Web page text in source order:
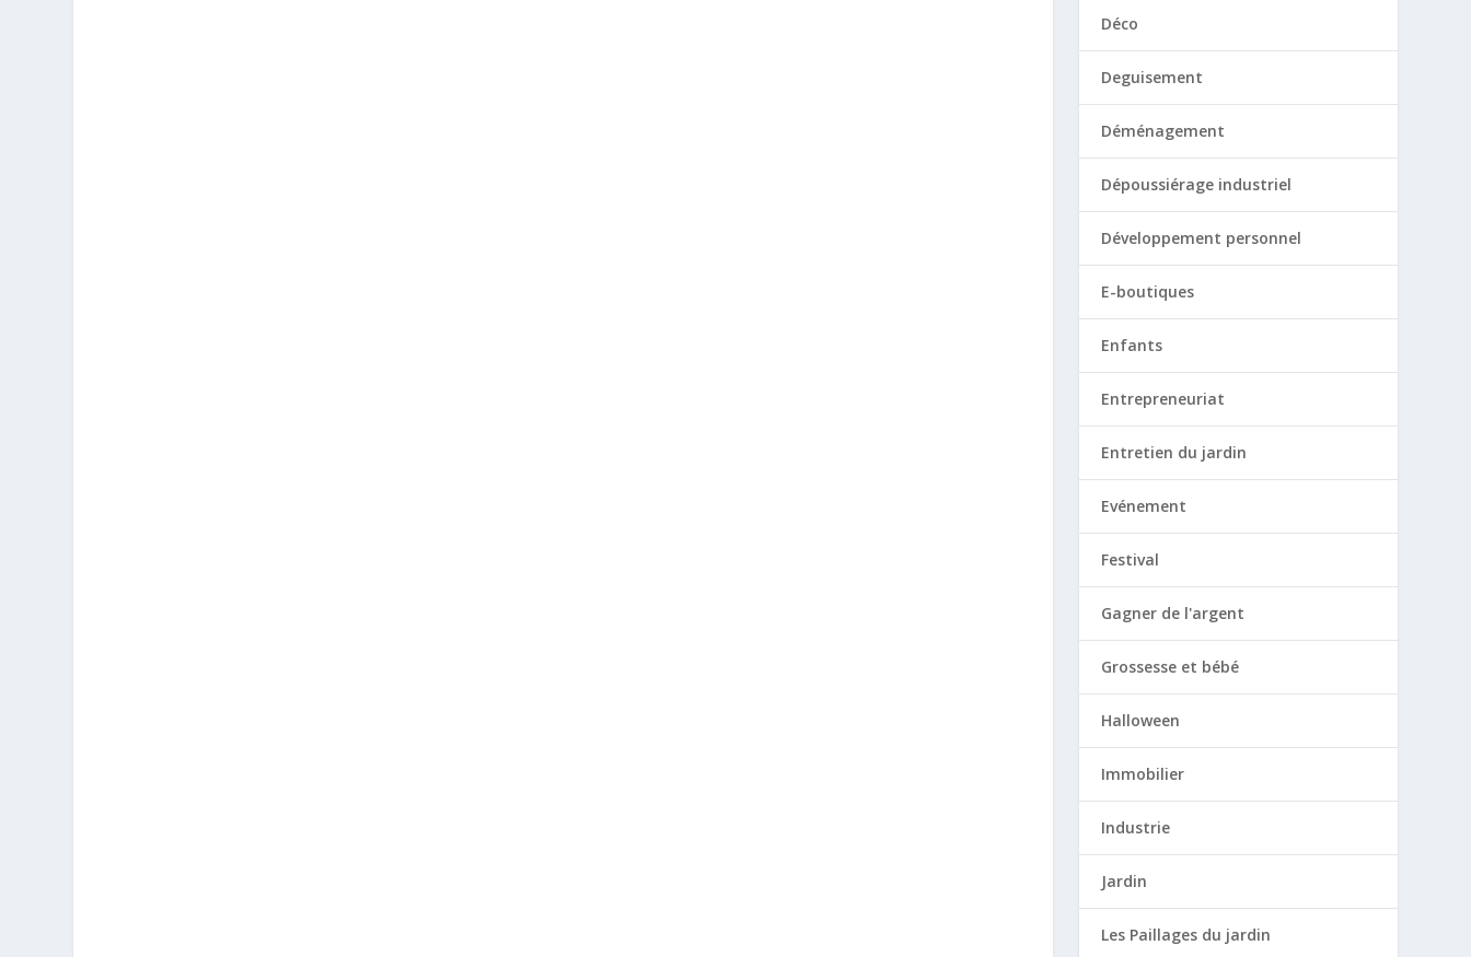
Déco
Deguisement
Déménagement
Dépoussiérage industriel
Développement personnel
E-boutiques
Enfants
Entrepreneuriat
Entretien du jardin
Evénement
Festival
Gagner de l'argent
Grossesse et bébé
Halloween
Immobilier
Industrie
Jardin
Les Paillages du jardin